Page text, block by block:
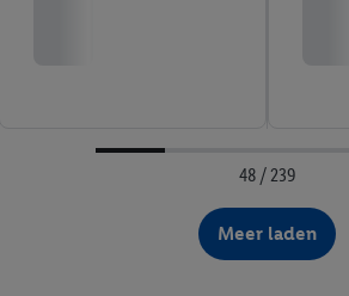
48 / 239
Meer laden